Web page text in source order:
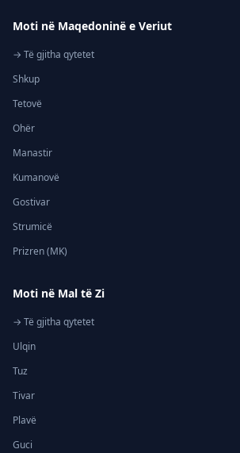
Moti në Maqedoninë e Veriut
→ Të gjitha qytetet
Shkup
Tetovë
Ohër
Manastir
Kumanovë
Gostivar
Strumicë
Prizren (MK)
Moti në Mal të Zi
→ Të gjitha qytetet
Ulqin
Tuz
Tivar
Plavë
Guci